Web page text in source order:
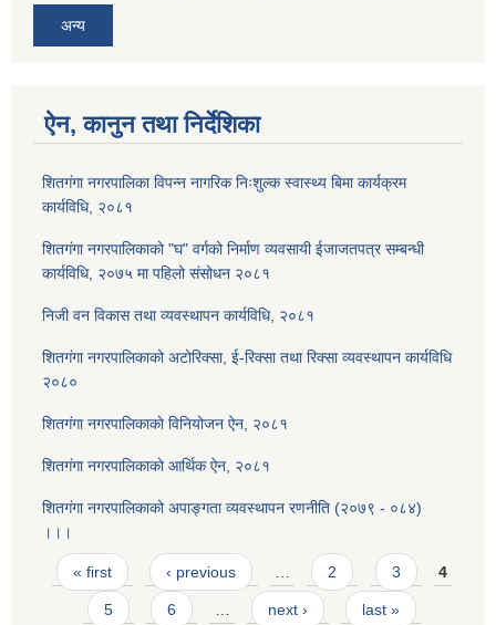
अन्य
ऐन, कानुन तथा निर्देशिका
शितगंगा नगरपालिका विपन्न नागरिक निःशुल्क स्वास्थ्य बिमा कार्यक्रम
कार्यविधि, २०८१
शितगंगा नगरपालिकाको "घ" वर्गको निर्माण व्यवसायी ईजाजतपत्र सम्बन्धी
कार्यविधि, २०७५ मा पहिलो संसोधन २०८१
निजी वन विकास तथा व्यवस्थापन कार्यविधि, २०८१
शितगंगा नगरपालिकाको अटोरिक्सा, ई-रिक्सा तथा रिक्सा व्यवस्थापन कार्यविधि
२०८०
शितगंगा नगरपालिकाकाे विनियोजन ऐन, २०८१
शितगंगा नगरपालिकाकाे आर्थिक ऐन, २०८१
शितगंगा नगरपालिकाको अपाङ्गता व्यवस्थापन रणनीति (२०७९ - ०८४)
।।।
Pages
« first ‹ previous 2 3 4
5 6 next › last »